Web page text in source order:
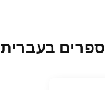
ספרים בעברית